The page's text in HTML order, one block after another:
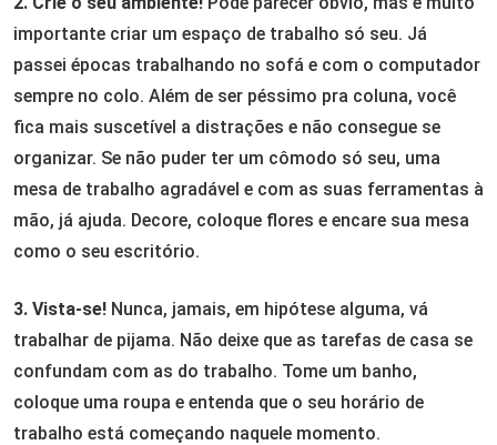
importante criar um espaço de trabalho só seu. Já
passei épocas trabalhando no sofá e com o computador
sempre no colo. Além de ser péssimo pra coluna, você
fica mais suscetível a distrações e não consegue se
organizar. Se não puder ter um cômodo só seu, uma
mesa de trabalho agradável e com as suas ferramentas à
mão, já ajuda. Decore, coloque flores e encare sua mesa
como o seu escritório.
3. Vista-se! Nunca, jamais, em hipótese alguma, vá
trabalhar de pijama. Não deixe que as tarefas de casa se
confundam com as do trabalho. Tome um banho,
coloque uma roupa e entenda que o seu horário de
trabalho está começando naquele momento.